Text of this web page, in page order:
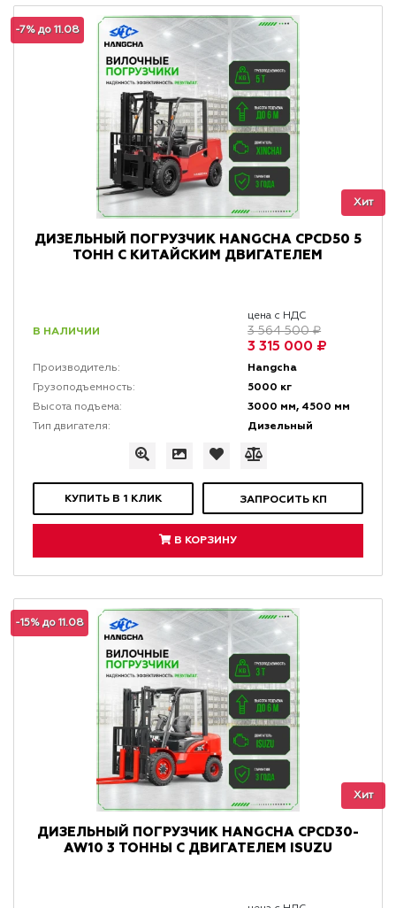
Хит
-7% до 11.08
ДИЗЕЛЬНЫЙ ПОГРУЗЧИК HANGCHA CPCD50 5
ТОНН С КИТАЙСКИМ ДВИГАТЕЛЕМ
В НАЛИЧИИ
цена с НДС
3 564 500 ₽
3 315 000 ₽
Производитель: Hangcha
Грузоподъемность: 5000 кг
Высота подъема: 3000 мм, 4500 мм
Тип двигателя: Дизельный
КУПИТЬ В 1 КЛИК ЗАПРОСИТЬ КП
В КОРЗИНУ
Хит
-15% до 11.08
ДИЗЕЛЬНЫЙ ПОГРУЗЧИК HANGCHA CPCD30-
AW10 3 ТОННЫ С ДВИГАТЕЛЕМ ISUZU